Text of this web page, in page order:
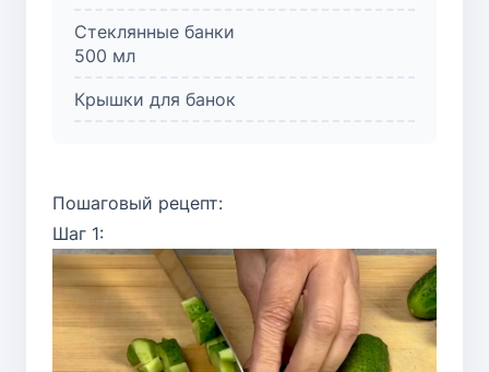
Стеклянные банки
500 мл
Крышки для банок
Пошаговый рецепт:
Шаг 1: